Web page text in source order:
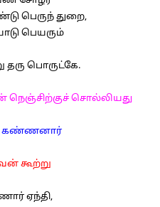
பெருந் துறை,
பெயரும்
பொருட்கே.
நெஞ்சிற்குச் சொல்லியது
கண்ணனார்
கூற்று
ஏந்தி,